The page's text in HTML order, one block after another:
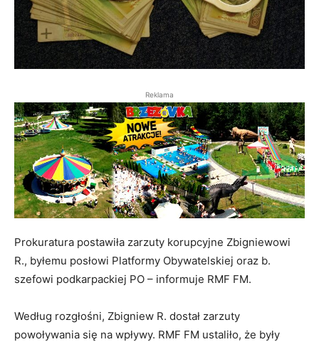
Reklama
Prokuratura postawiła zarzuty korupcyjne Zbigniewowi
R., byłemu posłowi Platformy Obywatelskiej oraz b.
szefowi podkarpackiej PO – informuje RMF FM.
Według rozgłośni, Zbigniew R. dostał zarzuty
powoływania się na wpływy. RMF FM ustaliło, że były